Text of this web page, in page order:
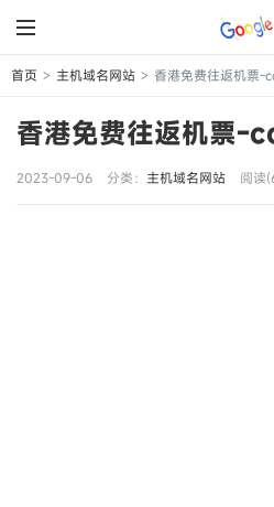
首页 > 主机域名网站 > 香港免费往返机票-
香港免费往返机票-
2023-09-06 分类： 主机域名网站 阅读